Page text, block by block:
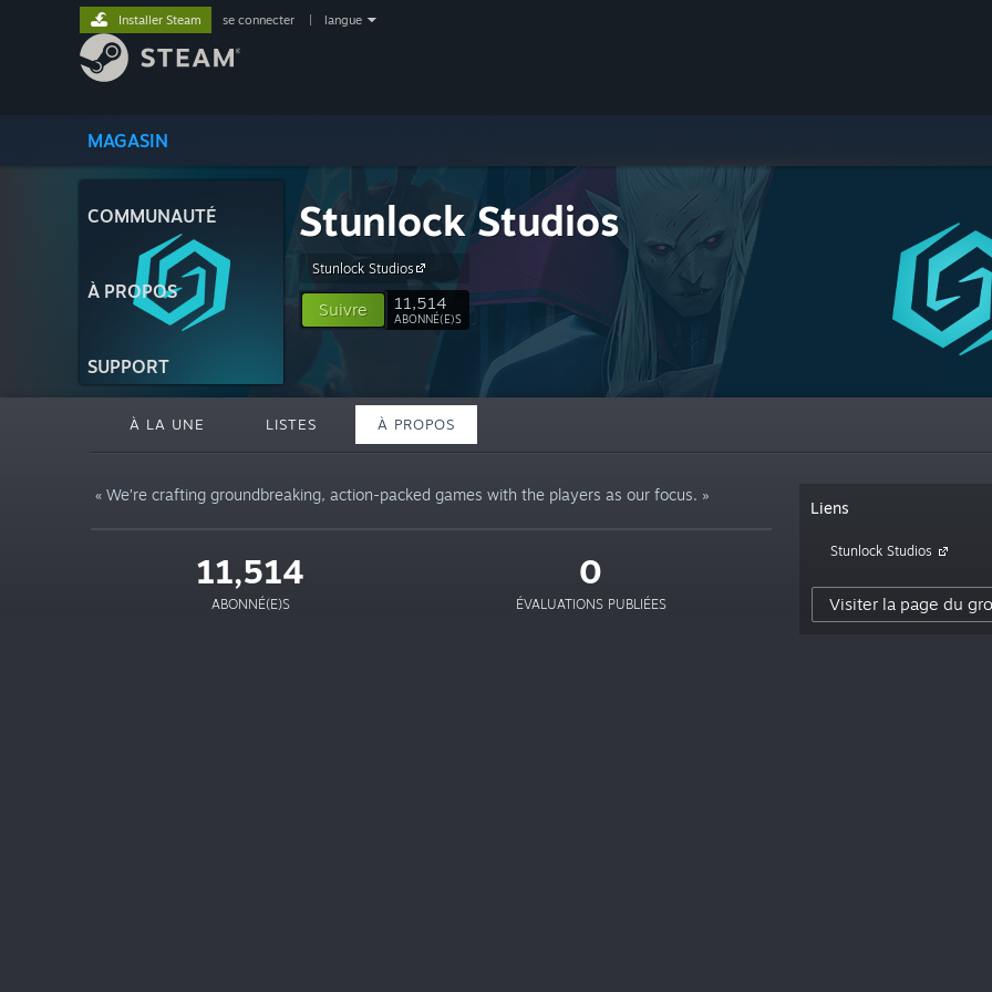
MAGASIN
COMMUNAUTÉ
À PROPOS
SUPPORT
Installer Steam se connecter langue
Stunlock Studios
Stunlock Studios
Suivre 11,514
ABONNÉ(E)S
À LA UNE LISTES À PROPOS
« We’re crafting groundbreaking, action-packed games with the players as our focus. »
11,514
ABONNÉ(E)S
0
ÉVALUATIONS PUBLIÉES
Liens
Stunlock Studios
Visiter la page du